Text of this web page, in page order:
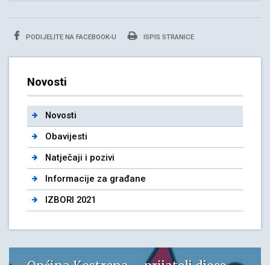
PODIJELITE NA FACEBOOK-U ISPIS STRANICE
Novosti
Novosti
Obavijesti
Natječaji i pozivi
Informacije za građane
IZBORI 2021